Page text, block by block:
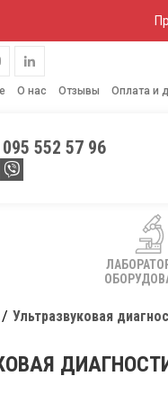
О нас Отзывы Оплата и
095 552 57 96
Ультразвуковая